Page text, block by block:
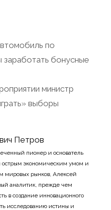
по
заработать бонусные
министр
выборы
Петров
пионер и основатель
острым экономическим умом и
мировых рынков, Алексей
аналитик, прежде чем
в создание инновационного
исследованию истины и